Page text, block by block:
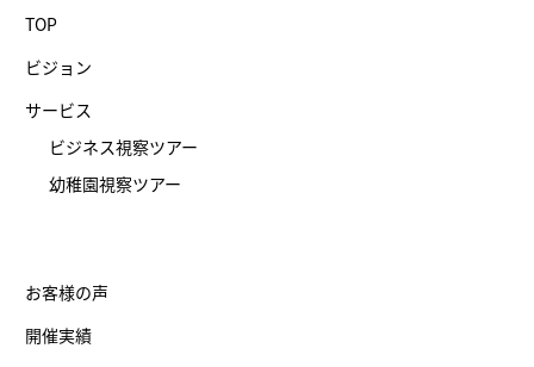
TOP
ビジョン
サービス
ビジネス視察ツアー
幼稚園視察ツアー
お客様の声
開催実績